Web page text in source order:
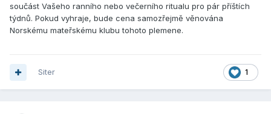
součást Vašeho ranního nebo večerního ritualu pro pár příštích
týdnů. Pokud vyhraje, bude cena samozřejmě věnována
Norskému mateřskému klubu tohoto plemene.
1
Siter